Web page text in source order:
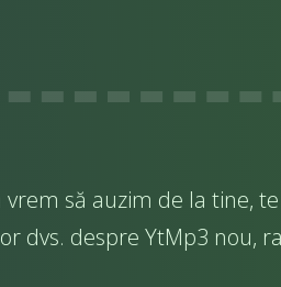
să auzim de la tine,
dvs. despre YtMp3 nou,